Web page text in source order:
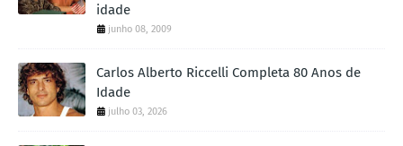
idade
junho 08, 2009
Carlos Alberto Riccelli Completa 80 Anos de
Idade
julho 03, 2026